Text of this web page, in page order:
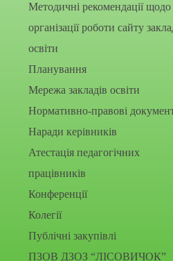
Методичні рекомендації щодо
організації роботи сайту
освіти
Планування
Мережа закладів освіти
Нормативно-правові
Наради керівників
Атестація педагогічних
працівників
Конференції
Колегії
Публічні закупівлі
ПЗОВ ДЗОЗ “ЛІСОВИЧОК”